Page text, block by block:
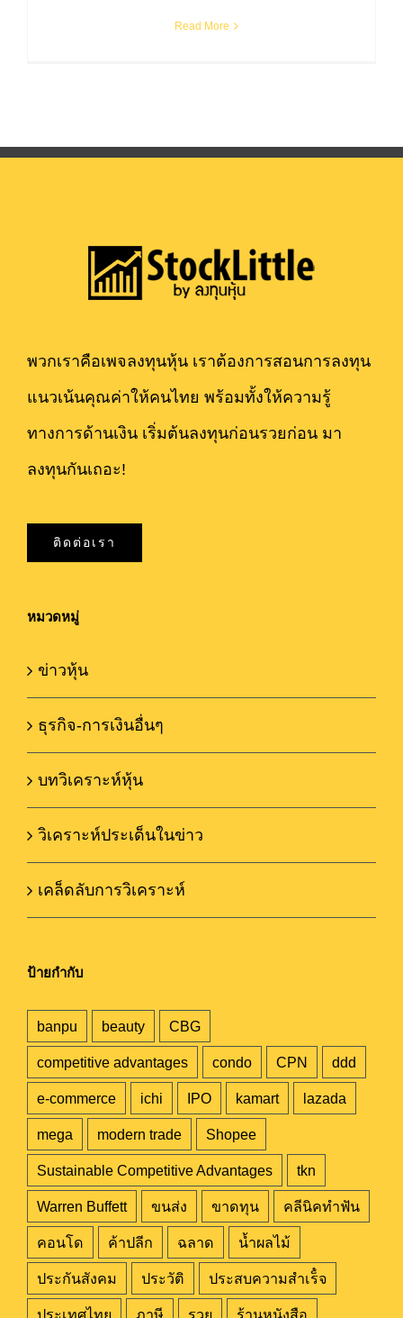
Read More
พวกเราคือเพจลงทุนหุ้น เราต้องการสอนการลงทุน
แนวเน้นคุณค่าให้คนไทย พร้อมทั้งให้ความรู้
ทางการด้านเงิน เริ่มต้นลงทุนก่อนรวยก่อน มา
ลงทุนกันเถอะ!
ติดต่อเรา
หมวดหมู่
ข่าวหุ้น
ธุรกิจ-การเงินอื่นๆ
บทวิเคราะห์หุ้น
วิเคราะห์ประเด็นในข่าว
เคล็ดลับการวิเคราะห์
ป้ายกำกับ
banpu beauty CBG
competitive advantages condo CPN ddd
e-commerce ichi IPO kamart lazada
mega modern trade Shopee
Sustainable Competitive Advantages tkn
Warren Buffett ขนส่ง ขาดทุน คลีนิคทำฟัน
คอนโด ค้าปลีก ฉลาด น้ำผลไม้
ประกันสังคม ประวัติ ประสบความสำเร็๋จ
ประเทศไทย ภาษี รวย ร้านหนังสือ